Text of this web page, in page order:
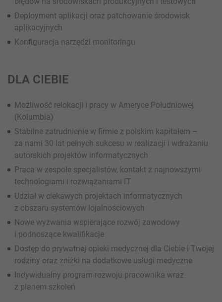
Deployment aplikacji oraz patchowanie środowisk
aplikacyjnych
Konfiguracja narzędzi monitoringu
DLA CIEBIE
Możliwość relokacji i pracy w Ameryce Południowej
(Kolumbia)
Stabilne zatrudnienie w firmie z polskim kapitałem –
za nami 30 lat pełnych sukcesu w realizacji i wdrażaniu
autorskich projektów informatycznych
Praca w zespole specjalistów, kontakt z najnowszymi
technologiami i rozwiązaniami IT
Udział w ciekawych projektach informatycznych
z obszaru systemów lojalnościowych
Nowe wyzwania wspierające rozwój zawodowy
i podnoszące kwalifikacje
Dostęp do prywatnej opieki medycznej dla Ciebie i Twojej
rodziny oraz zniżki na dodatkowe usługi medyczne
Indywidualny program rozwoju pracownika wraz
z planem szkoleń